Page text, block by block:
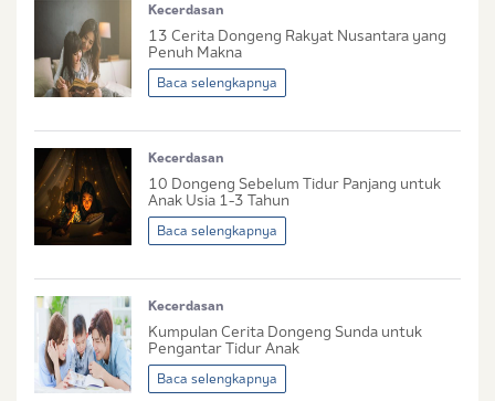
No. Handphone (Whatsapp)
Buat Password
Tidak Hamil dan Memiliki Anak
Sedang Hamil
Sedang Hamil dan Memiliki Anak
kebijakan privasiIbu & Balita
Saya setuju dan bersedia menerima informasi dari
Ibu & Balita, Frisian Flag Indonesia, dan partner Ibu
& Balita.
Kecerdasan
13 Cerita Dongeng Rakyat Nusantara yang
Penuh Makna
Baca selengkapnya
Kecerdasan
10 Dongeng Sebelum Tidur Panjang untuk
Anak Usia 1-3 Tahun
Baca selengkapnya
Kecerdasan
Kumpulan Cerita Dongeng Sunda untuk
Pengantar Tidur Anak
Baca selengkapnya